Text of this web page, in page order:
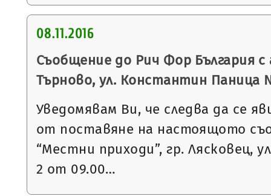
08.11.2016
Съобщение до Рич Фор България с
Търново, ул. Константин Паница
Уведомявам Ви, че следва да се
от поставяне на настоящото
“Местни приходи”, гр. Лясковец,
2 от 09.00…